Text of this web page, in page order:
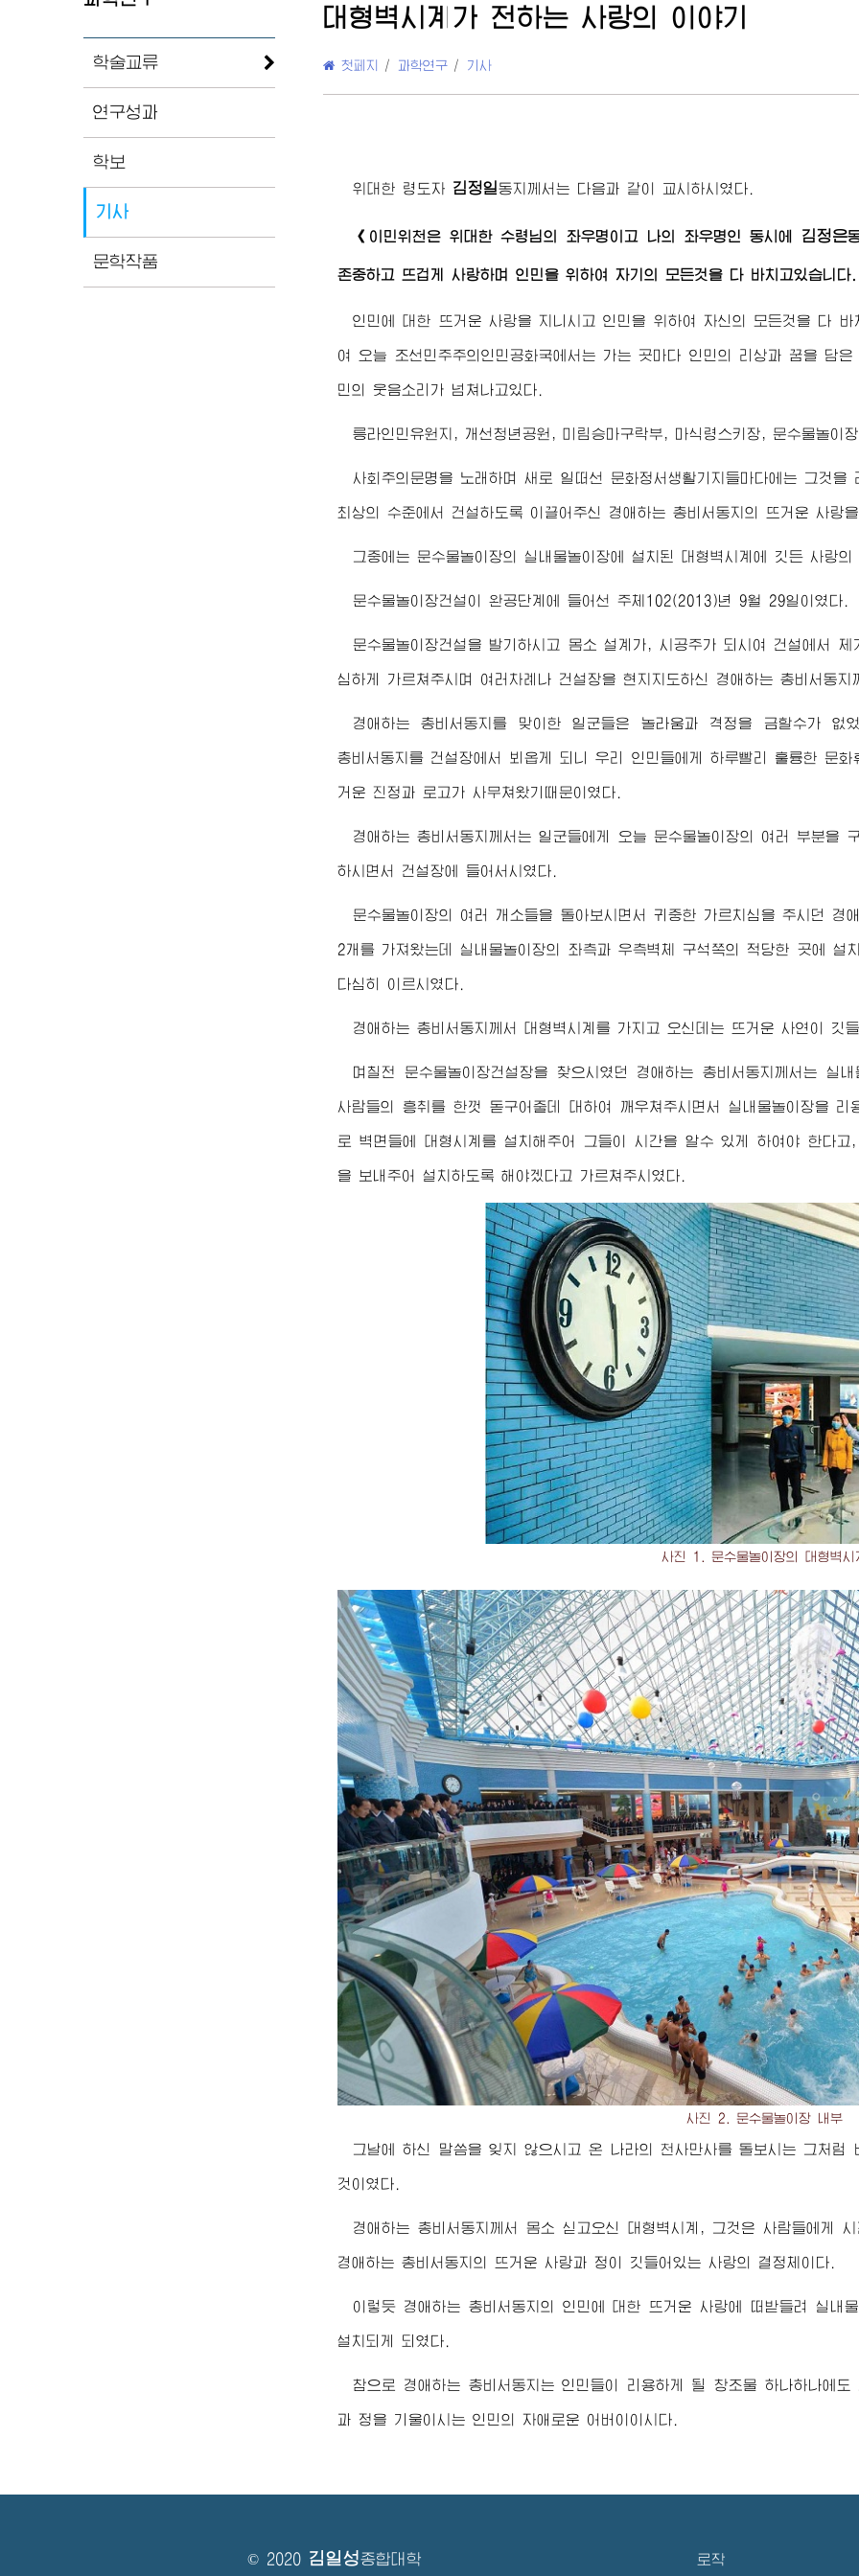
학술교류
연구성과
학보
기사
문학작품
대형벽시계가 전하는 사랑의 이야기
첫페지 / 과학연구 / 기사
위대한 령도자 김정일동지 께서는 다음과 같이 교시하시였다.
《이민위천은 위대한 수령님의 좌우명이고 나의 좌우명인 동시에 김정은
존중하고 뜨겁게 사랑하며 인민을 위하여 자기의 모든것을 다 바치고있습니다.
인민에 대한 뜨거운 사랑을 지니시고 인민을 위하여 자신의 모든것을 다
여 오늘 조선민주주의인민공화국에서는 가는 곳마다 인민의 리상과 꿈을 담
민의 웃음소리가 넘쳐나고있다.
릉라인민유원지, 개선청년공원, 미림승마구락부, 마식령스키장, 문수물놀이
사회주의문명을 노래하며 새로 일떠선 문화정서생활기지들마다에는 그것
최상의 수준에서 건설하도록 이끌어주신 경애하는 총비서동지 의 뜨거운 사랑
그중에는 문수물놀이장의 실내물놀이장에 설치된 대형벽시계에 깃든 사랑
문수물놀이장건설이 완공단계에 들어선 주체102(2013)년 9월 29일이였다.
문수물놀이장건설을 발기하시고 몸소 설계가, 시공주가 되시여 건설에서
심하게 가르쳐주시며 여러차례나 건설장을 현지지도하신 경애하는 총비서동지
경애하는 총비서동지를 맞이한 일군들은 놀라움과 격정을 금할수가
총비서동지 를 건설장에서 뵈옵게 되니 우리 인민들에게 하루빨리 훌륭한 문
거운 진정과 로고가 사무쳐왔기때문이였다.
경애하는 총비서동지 께서는 일군들에게 오늘 문수물놀이장의 여러 부분을
하시면서 건설장에 들어서시였다.
문수물놀이장의 여러 개소들을 돌아보시면서 귀중한 가르치심을 주시던 경
2개를 가져왔는데 실내물놀이장의 좌측과 우측벽체 구석쪽의 적당한 곳에 설
다심히 이르시였다.
경애하는 총비서동지 께서 대형벽시계를 가지고 오신데는 뜨거운 사연이 깃
며칠전 문수물놀이장건설장을 찾으시였던 경애하는 총비서동지 께서는 실
사람들의 흥취를 한껏 돋구어줄데 대하여 깨우쳐주시면서 실내물놀이장을
로 벽면들에 대형시계를 설치해주어 그들이 시간을 알수 있게 하여야 한다
을 보내주어 설치하도록 해야겠다고 가르쳐주시였다.
사진 1. 문수물놀이장의 대형벽시
사진 2. 문수물놀이장 내부
그날에 하신 말씀을 잊지 않으시고 온 나라의 천사만사를 돌보시는 그처럼
것이였다.
경애하는 총비서동지 께서 몸소 싣고오신 대형벽시계, 그것은 사람들에게
경애하는 총비서동지 의 뜨거운 사랑과 정이 깃들어있는 사랑의 결정체이다.
이렇듯 경애하는 총비서동지 의 인민에 대한 뜨거운 사랑에 떠받들려 실내
설치되게 되였다.
참으로 경애하는 총비서동지 는 인민들이 리용하게 될 창조물 하나하나에
과 정을 기울이시는 인민의 자애로운 어버이 이시다.
© 2020 김일성종합대학 로작